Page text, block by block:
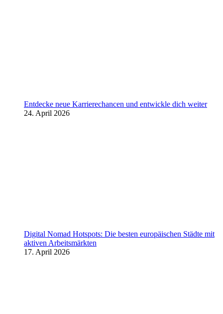
Entdecke neue Karrierechancen und entwickle dich weiter
24. April 2026
Digital Nomad Hotspots: Die besten europäischen Städte mit
aktiven Arbeitsmärkten
17. April 2026